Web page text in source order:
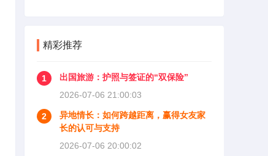
精彩推荐
1
出国旅游：护照与签证的“双保险”
2026-07-06 21:00:03
2
异地情长：如何跨越距离，赢得女友家
长的认可与支持
2026-07-06 20:00:02